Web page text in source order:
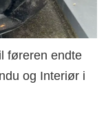
føreren endte
og Interiør i